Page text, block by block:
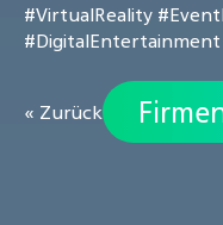
#VirtualReality
#DigitalEntertainment
« Zurück